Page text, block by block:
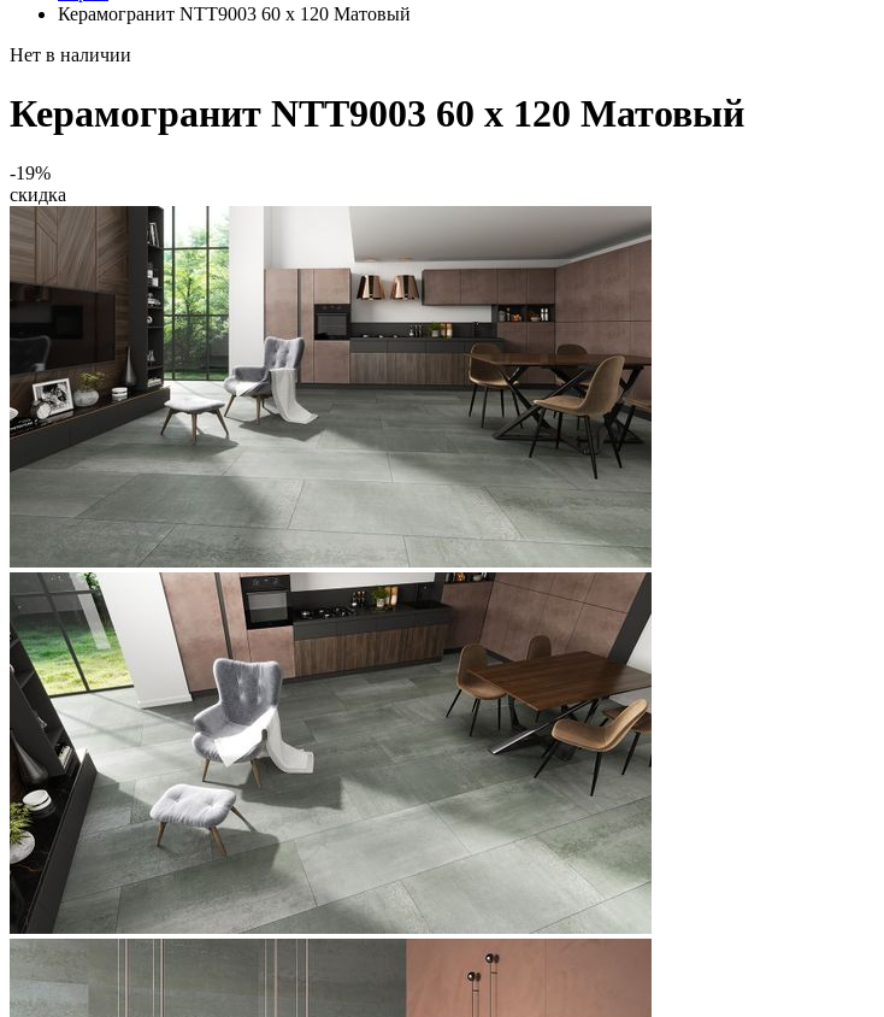
Керамогранит NTT9003 60 x 120 Матовый
Нет в наличии
Керамогранит NTT9003 60 x 120 Матовый
-19%
скидка